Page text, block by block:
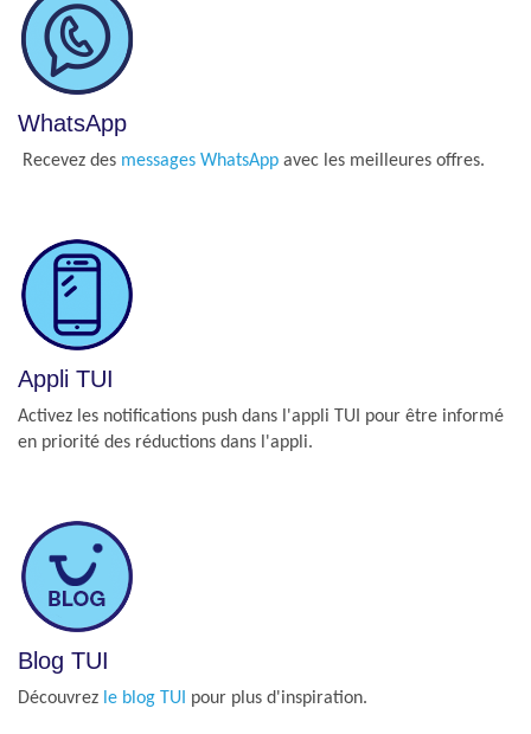
WhatsApp
Recevez des messages WhatsApp avec les meilleures offres.
Appli TUI
Activez les notifications push dans l'appli TUI pour être informé
en priorité des réductions dans l'appli.
Blog TUI
Découvrez le blog TUI pour plus d'inspiration.